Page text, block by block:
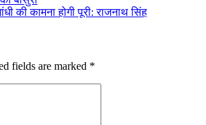
की कामना होगी पूरी: राजनाथ सिंह
fields are marked *